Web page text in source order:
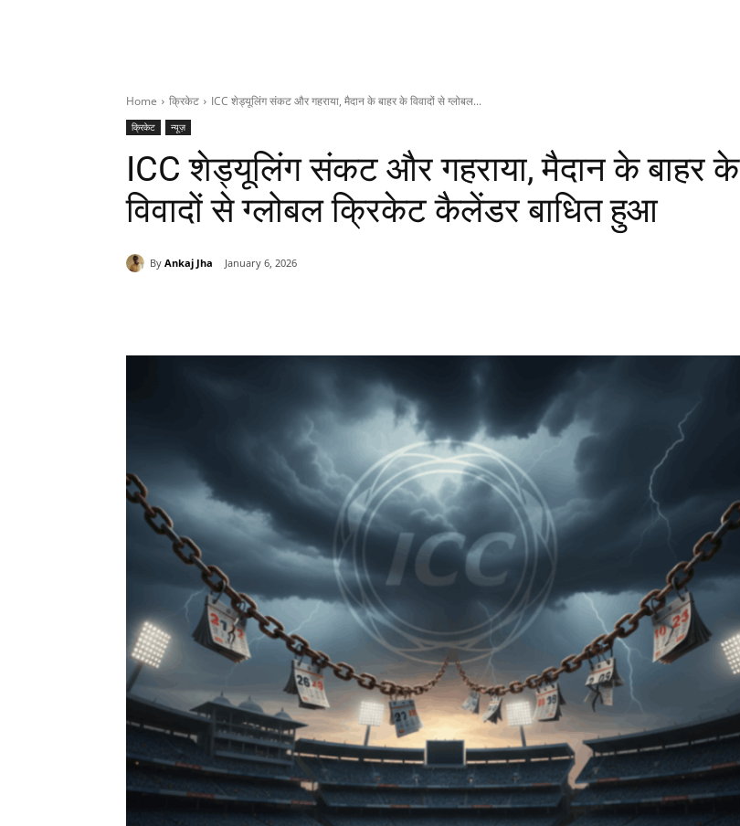
Home क्रिकेट ICC शेड्यूलिंग संकट और गहराया, मैदान के बाहर के विवादों से ग्लोबल...
क्रिकेट न्यूज़
ICC शेड्यूलिंग संकट और गहराया, मैदान के बाहर के
विवादों से ग्लोबल क्रिकेट कैलेंडर बाधित हुआ
By Ankaj Jha January 6, 2026